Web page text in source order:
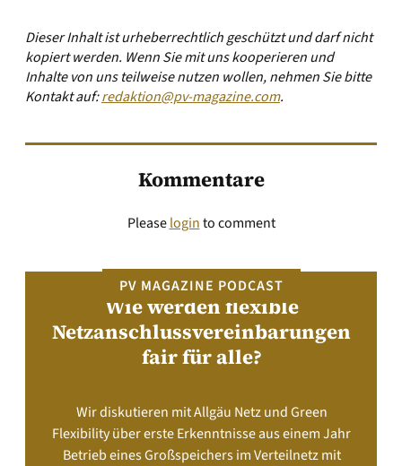
Dieser Inhalt ist urheberrechtlich geschützt und darf nicht
kopiert werden. Wenn Sie mit uns kooperieren und
Inhalte von uns teilweise nutzen wollen, nehmen Sie bitte
Kontakt auf:redaktion@pv-magazine.com.
Kommentare
Pleaseloginto comment
PV MAGAZINE PODCAST
Wie werden flexible
Netzanschlussvereinbarungen
fair für alle?
Wir diskutieren mit Allgäu Netz und Green
Flexibility über erste Erkenntnisse aus einem Jahr
Betrieb eines Großspeichers im Verteilnetz mit